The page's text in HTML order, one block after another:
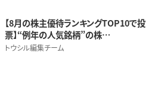
【8月の株主優待ランキングTOP10で投
票】“例年の人気銘柄”の株…
トウシル編集チーム